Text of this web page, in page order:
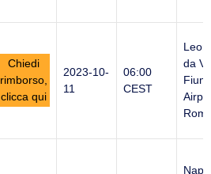
Chiedi
rimborso,
clicca qui
2023-10-
11
06:00
CEST
da